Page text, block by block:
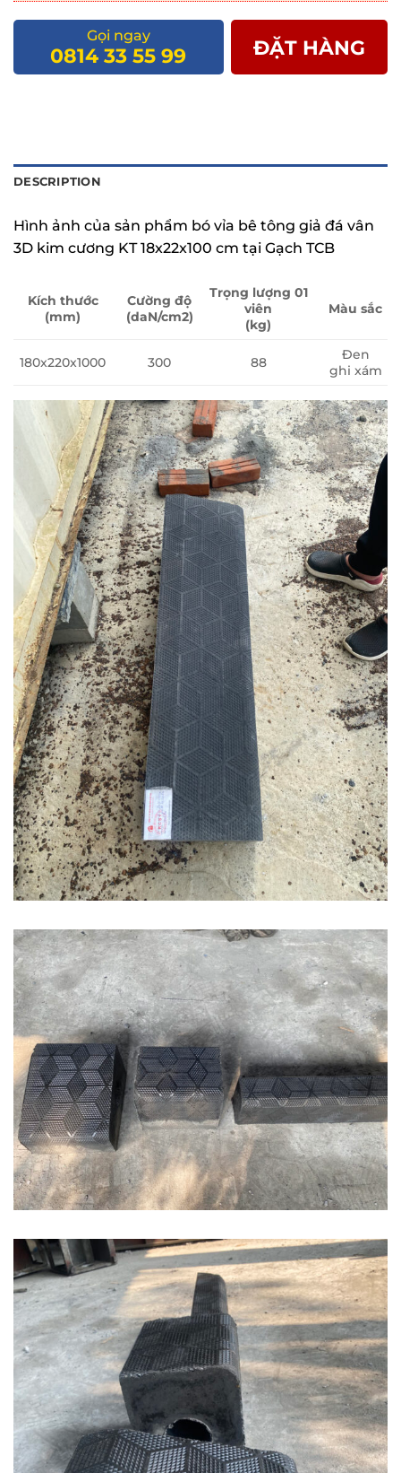
Gọi ngay
0814 33 55 99 ĐẶT HÀNG
DESCRIPTION
Hình ảnh của sản phẩm bó vỉa bê tông giả đá vân
3D kim cương KT 18x22x100 cm tại Gạch TCB
Kích thước
(mm)
Cường độ
(daN/cm2)
Trọng lượng 01
viên
(kg)
Màu sắc
180x220x1000 300 88
Đen
ghi xám